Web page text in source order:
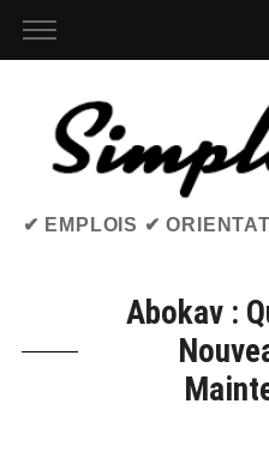
✔ EMPLOIS ✔
Abokav :